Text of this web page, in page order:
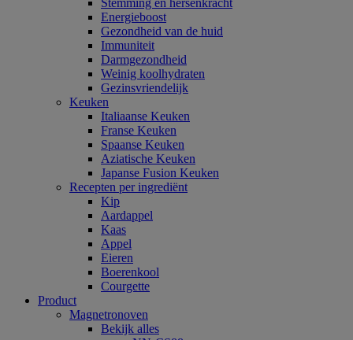
Stemming en hersenkracht
Energieboost
Gezondheid van de huid
Immuniteit
Darmgezondheid
Weinig koolhydraten
Gezinsvriendelijk
Keuken
Italiaanse Keuken
Franse Keuken
Spaanse Keuken
Aziatische Keuken
Japanse Fusion Keuken
Recepten per ingrediënt
Kip
Aardappel
Kaas
Appel
Eieren
Boerenkool
Courgette
Product
Magnetronoven
Bekijk alles